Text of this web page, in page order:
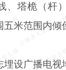
、塔桅（杆
五米范围内
埋设广播电视